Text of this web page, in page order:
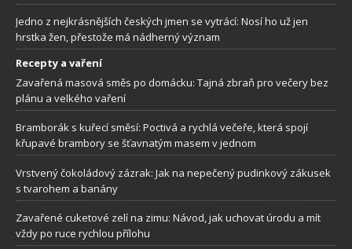
Jedno z nejkrásnějších českých jmen se vytrácí: Nosí ho už jen
hrstka žen, přestože má nádherný význam
Recepty a vaření
Zavařená masová směs po domácku: Tajná zbraň pro večery bez
plánu a velkého vaření
Bramborák s kuřecí směsí: Poctivá a rychlá večeře, která spojí
křupavé brambory se šťavnatým masem v jednom
Vrstvený čokoládový zázrak: Jak na nepečený pudinkový zákusek
s tvarohem a banány
Zavařené cuketové zelí na zimu: Návod, jak uchovat úrodu a mít
vždy po ruce rychlou přílohu